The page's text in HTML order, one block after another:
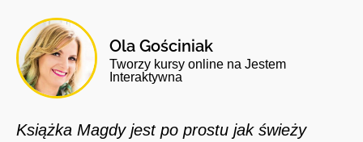
Ola Gościniak
Tworzy kursy online na Jestem
Interaktywna
Książka Magdy jest po prostu jak świeży